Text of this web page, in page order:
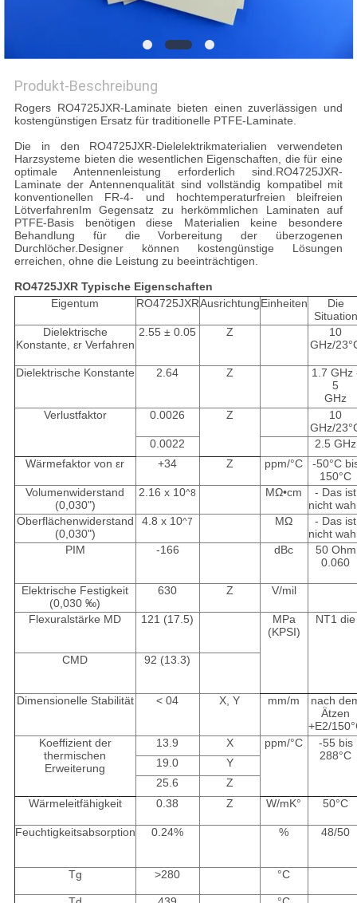
Produkt-Beschreibung
Rogers RO4725JXR-Laminate bieten einen zuverlässigen und
kostengünstigen Ersatz für traditionelle PTFE-Laminate.
Die in den RO4725JXR-Dielelektrikmaterialien verwendeten
Harzsysteme bieten die wesentlichen Eigenschaften, die für eine
optimale Antennenleistung erforderlich sind.RO4725JXR-
Laminate der Antennenqualität sind vollständig kompatibel mit
konventionellen FR-4- und hochtemperaturfreien bleifreien
LötverfahrenIm Gegensatz zu herkömmlichen Laminaten auf
PTFE-Basis benötigen diese Materialien keine besondere
Behandlung für die Vorbereitung der überzogenen
Durchlöcher.Designer können kostengünstige Lösungen
erreichen, ohne die Leistung zu beeinträchtigen.
RO4725JXR Typische Eigenschaften
Eigentum
RO4725JXRAusrichtungEinheiten
Die
Situation
Dielektrische
Konstante, εr Verfahren
2.55 ± 0.05 Z
10
GHz/
Dielektrische Konstante 2.64 Z
1.7 GHz
5
GHz
Verlustfaktor
0.0026 Z
10
GHz/
0.0022
2.5 GHz
Wärmefaktor von εr
+34 Z ppm/°C
-50°C
150°C
Volumenwiderstand
(0,030")
2.16 x 10^8 MΩ•cm
- Das ist
nicht
Oberflächenwiderstand
(0,030")
4.8 x 10^7 MΩ
- Das ist
nicht
PIM
-166 dBc
50 Ohm
0.060
Elektrische Festigkeit
(0,030 ‰)
630 Z V/mil
Flexuralstärke MD 121 (17.5)
MPa
(KPSI)
NT1 die
CMD 92 (13.3)
Dimensionelle Stabilität < 04 X, Y mm/m
nach
Ätzen
+E2/
Koeffizient der
thermischen
Erweiterung
13.9 X ppm/°C
-55 bis
288°C
19.0
Y
25.6
Z
Wärmeleitfähigkeit
0.38 Z W/mK° 50°C
Feuchtigkeitsabsorption 0.24% % 48/50
Tg >280 °C